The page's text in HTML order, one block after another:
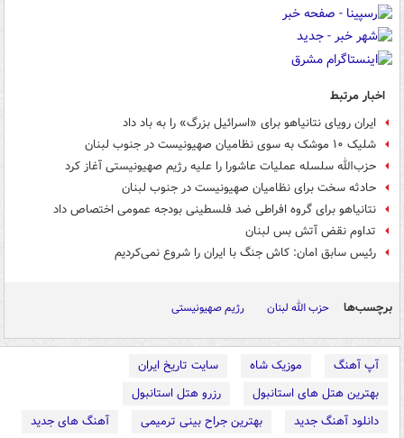
اخبار مرتبط
ایران رویای نتانیاهو برای «اسرائیل بزرگ» را به باد داد
شلیک ۱۰ موشک به سوی نظامیان صهیونیست در جنوب لبنان
حزب‌الله سلسله عملیات عاشورا را علیه رژیم صهیونیستی آغاز کرد
حادثه سخت برای نظامیان صهیونیست در جنوب لبنان
نتانیاهو برای گروه افراطی ضد فلسطینی بودجه عمومی اختصاص داد
تداوم نقض آتش بس لبنان
رئیس سابق امان: کاش جنگ با ایران را شروع نمی‌کردیم
برچسب‌ها حزب الله لبنان رژیم صهیونیستی
آپ آهنگ موزیک شاه
سایت تاریخ ایران
بهترین هتل های استانبول
رزرو هتل استانبول
دانلود آهنگ جدید
بهترین جراح بینی ترمیمی
آهنگ های جدید